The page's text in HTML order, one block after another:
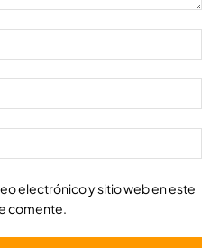
electrónico y sitio web en este
comente.